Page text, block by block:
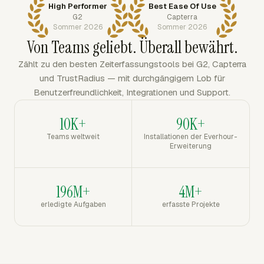
High Performer
G2
Sommer 2026
Best Ease Of Use
Capterra
Sommer 2026
Von Teams geliebt. Überall bewährt.
Zählt zu den besten Zeiterfassungstools bei G2, Capterra
und TrustRadius — mit durchgängigem Lob für
Benutzerfreundlichkeit, Integrationen und Support.
10K+
Teams weltweit
90K+
Installationen der Everhour-
Erweiterung
196M+
erledigte Aufgaben
4M+
erfasste Projekte